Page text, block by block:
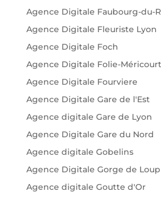
Agence Digitale Faubourg-du-
Agence Digitale Fleuriste Lyon
Agence Digitale Foch
Agence Digitale Folie-Méricourt
Agence Digitale Fourviere
Agence Digitale Gare de l'Est
Agence digitale Gare de Lyon
Agence Digitale Gare du Nord
Agence digitale Gobelins
Agence Digitale Gorge de Loup
Agence digitale Goutte d'Or